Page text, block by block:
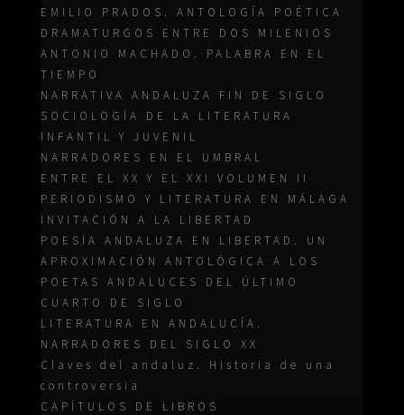
EMILIO PRADOS. ANTOLOGÍA POÉTICA
DRAMATURGOS ENTRE DOS MILENIOS
ANTONIO MACHADO. PALABRA EN EL
TIEMPO
NARRATIVA ANDALUZA FIN DE SIGLO
SOCIOLOGÍA DE LA LITERATURA
INFANTIL Y JUVENIL
NARRADORES EN EL UMBRAL
ENTRE EL XX Y EL XXI VOLUMEN II
PERIODISMO Y LITERATURA EN MÁLAGA
INVITACIÓN A LA LIBERTAD
POESÍA ANDALUZA EN LIBERTAD. UN
APROXIMACIÓN ANTOLÓGICA A LOS
POETAS ANDALUCES DEL ÚLTIMO
CUARTO DE SIGLO
LITERATURA EN ANDALUCÍA.
NARRADORES DEL SIGLO XX
Claves del andaluz. Historia de una
controversia
CAPÍTULOS DE LIBROS